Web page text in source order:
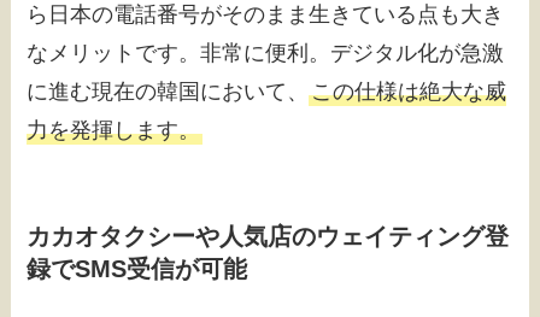
ら日本の電話番号がそのまま生きている点も大き
なメリットです。非常に便利。デジタル化が急激
に進む現在の韓国において、この仕様は絶大な威
力を発揮します。
カカオタクシーや人気店のウェイティング登
録でSMS受信が可能